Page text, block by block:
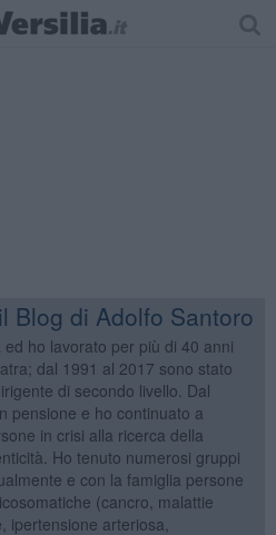
Blog di Adolfo Santoro
ed ho lavorato per più di 40 anni
dal 1991 al 2017 sono stato
di secondo livello. Dal
pensione e ho continuato a
in crisi alla ricerca della
Ho tenuto numerosi gruppi
e con la famiglia persone
(cancro, malattie
ipertensione arteriosa,